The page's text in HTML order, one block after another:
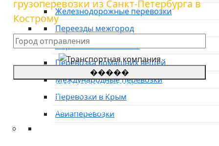
Железнодорожные перевозки
Переезды межгород
Перевозка автовозом
Перевозка домашних вещей
Международные перевозки
Перевозки в Крым
Авиаперевозки
грузоперевозки из Санкт-Петербурга в
Кострому
�����
*Цены на грузоперевозки указаны
приблизительные, просьба оставить заявку для
уточнения стоимости.
**оставляя заявку, Вы соглашаетесь с
конфиденциальности сайта